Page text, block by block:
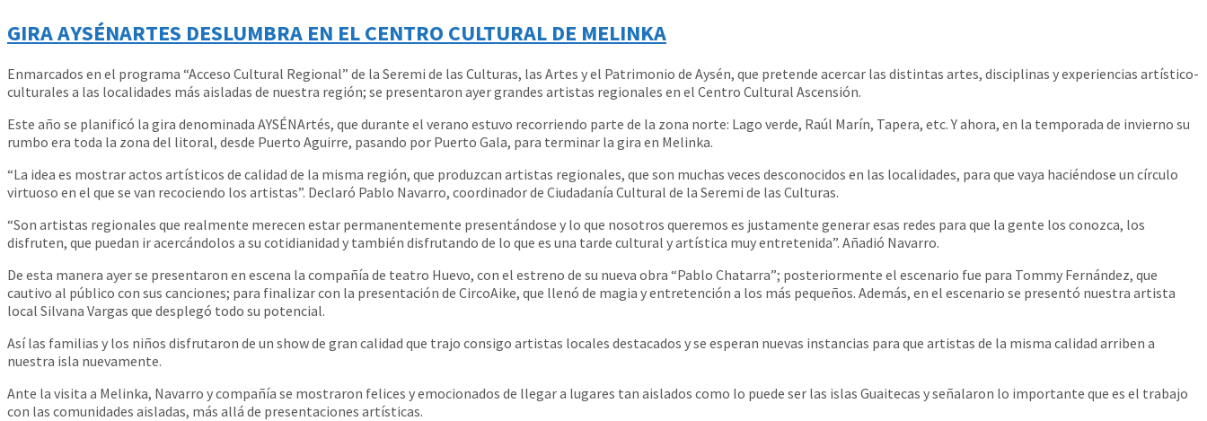
GIRA AYSÉNARTES DESLUMBRA EN EL CENTRO CULTURAL DE MELINKA
Enmarcados en el programa “Acceso Cultural Regional” de la Seremi de las Culturas, las Artes y el Patrimonio de Aysén, que pretende acercar las distintas artes, disciplinas y experiencias artístico-
culturales a las localidades más aisladas de nuestra región; se presentaron ayer grandes artistas regionales en el Centro Cultural Ascensión.
Este año se planificó la gira denominada AYSÉNArtés, que durante el verano estuvo recorriendo parte de la zona norte: Lago verde, Raúl Marín, Tapera, etc. Y ahora, en la temporada de invierno su
rumbo era toda la zona del litoral, desde Puerto Aguirre, pasando por Puerto Gala, para terminar la gira en Melinka.
“La idea es mostrar actos artísticos de calidad de la misma región, que produzcan artistas regionales, que son muchas veces desconocidos en las localidades, para que vaya haciéndose un círculo
virtuoso en el que se van recociendo los artistas”. Declaró Pablo Navarro, coordinador de Ciudadanía Cultural de la Seremi de las Culturas.
“Son artistas regionales que realmente merecen estar permanentemente presentándose y lo que nosotros queremos es justamente generar esas redes para que la gente los conozca, los
disfruten, que puedan ir acercándolos a su cotidianidad y también disfrutando de lo que es una tarde cultural y artística muy entretenida”. Añadió Navarro.
De esta manera ayer se presentaron en escena la compañía de teatro Huevo, con el estreno de su nueva obra “Pablo Chatarra”; posteriormente el escenario fue para Tommy Fernández, que
cautivo al público con sus canciones; para finalizar con la presentación de CircoAike, que llenó de magia y entretención a los más pequeños. Además, en el escenario se presentó nuestra artista
local Silvana Vargas que desplegó todo su potencial.
Así las familias y los niños disfrutaron de un show de gran calidad que trajo consigo artistas locales destacados y se esperan nuevas instancias para que artistas de la misma calidad arriben a
nuestra isla nuevamente.
Ante la visita a Melinka, Navarro y compañía se mostraron felices y emocionados de llegar a lugares tan aislados como lo puede ser las islas Guaitecas y señalaron lo importante que es el trabajo
con las comunidades aisladas, más allá de presentaciones artísticas.